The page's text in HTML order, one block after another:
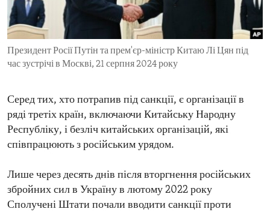
ENVIRONMENT AND HEALTH
IDEALS AND INSTITUTIONS
Президент Росії Путін та прем'єр-міністр Китаю Лі Цян під
час зустрічі в Москві, 21 серпня 2024 року
Серед тих, хто потрапив під санкції, є організації в
ряді третіх країн, включаючи Китайську Народну
Республіку, і безліч китайських організацій, які
співпрацюють з російським урядом.
Лише через десять днів після вторгнення російських
збройних сил в Україну в лютому 2022 року
Сполучені Штати почали вводити санкції проти